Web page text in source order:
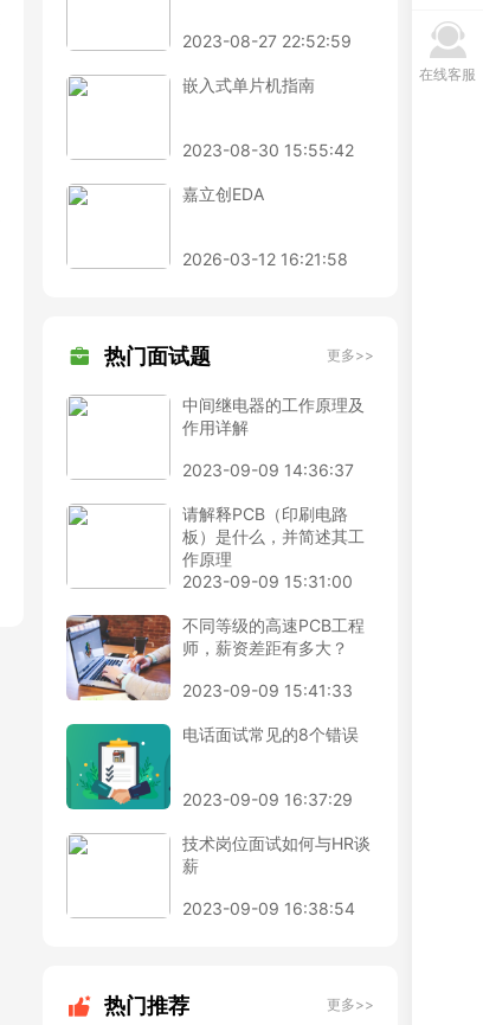
2023-08-27 22:52:59
嵌入式单片机指南
2023-08-30 15:55:42
嘉立创EDA
2026-03-12 16:21:58
热门面试题 更多>>
中间继电器的工作原理及
作用详解
2023-09-09 14:36:37
请解释PCB（印刷电路
板）是什么，并简述其工
作原理
2023-09-09 15:31:00
不同等级的高速PCB工程
师，薪资差距有多大？
2023-09-09 15:41:33
电话面试常见的8个错误
2023-09-09 16:37:29
技术岗位面试如何与HR谈
薪
2023-09-09 16:38:54
热门推荐 更多>>
在线客服